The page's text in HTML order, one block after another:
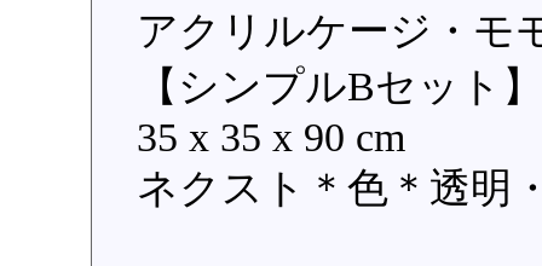
アクリルケージ・モ
【シンプルBセット
35 x 35 x 90 cm
ネクスト＊色＊透明